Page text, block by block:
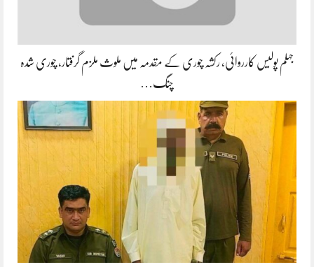
جہلم پولیس کارروائی، رکشہ چوری کے مقدمہ میں ملوث ملزم گرفتار، چوری شدہ
چنگ…